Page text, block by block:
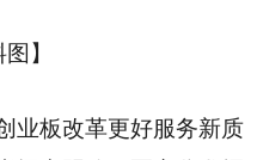
】
业板改革更好服务新质